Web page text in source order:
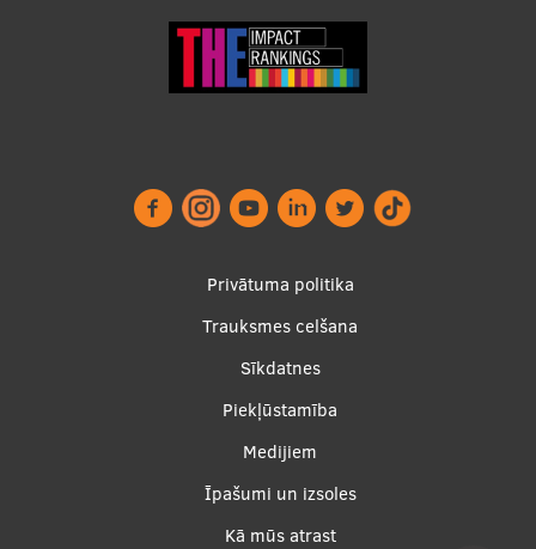
Privātuma politika
Trauksmes celšana
Sīkdatnes
Piekļūstamība
Medijiem
Īpašumi un izsoles
Kā mūs atrast